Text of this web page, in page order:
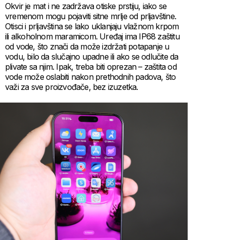
Okvir je mat i ne zadržava otiske prstiju, iako se
vremenom mogu pojaviti sitne mrlje od prljavštine.
Otisci i prljavština se lako uklanjaju vlažnom krpom
ili alkoholnom maramicom. Uređaj ima IP68 zaštitu
od vode, što znači da može izdržati potapanje u
vodu, bilo da slučajno upadne ili ako se odlučite da
plivate sa njim. Ipak, treba biti oprezan – zaštita od
vode može oslabiti nakon prethodnih padova, što
važi za sve proizvođače, bez izuzetka.